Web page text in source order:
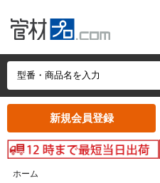
新規会員登録
ホーム